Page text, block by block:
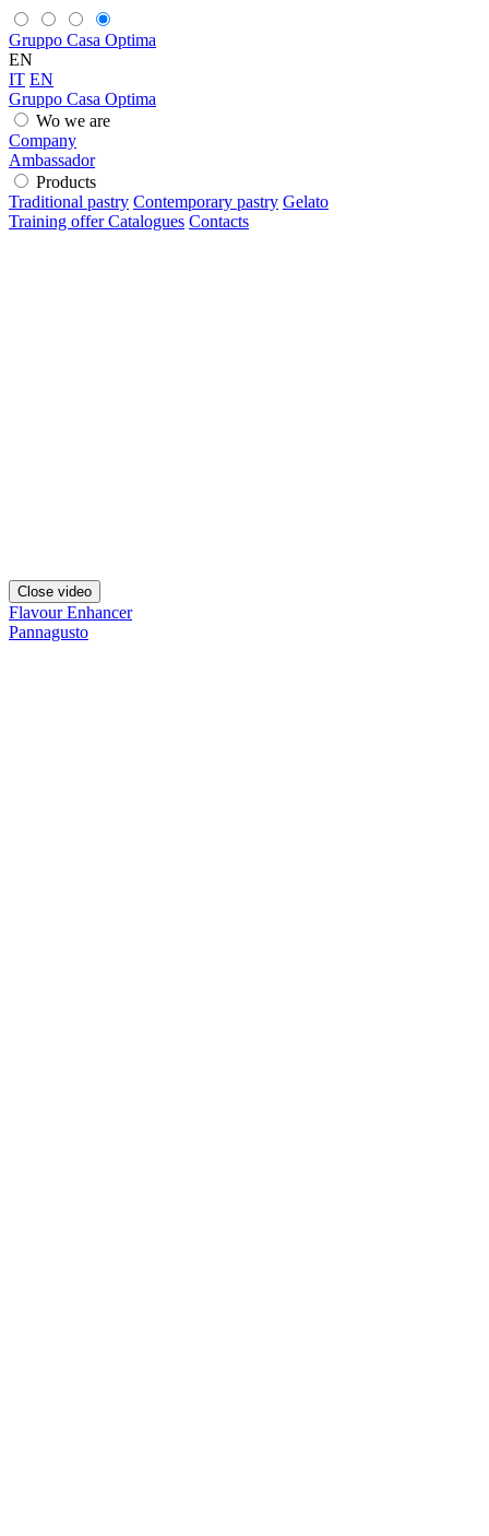
Gruppo Casa Optima
EN
IT EN
Gruppo Casa Optima
Wo we are
Company
Ambassador
Products
Traditional pastry Contemporary pastry Gelato
Training offerCatalogues Contacts
Close video
Flavour Enhancer
Pannagusto